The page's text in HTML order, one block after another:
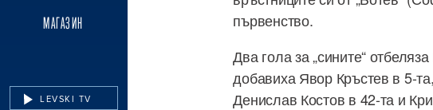
МАГАЗИН
LEVSKI TV
първенство.
Два гола за „сините“
добавиха Явор Кръстев в 5-
Денислав Костов в 42-та и